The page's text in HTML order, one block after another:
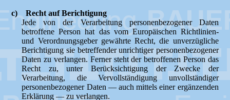
c) Recht auf Berichtigung
Jede von der Verarbeitung personenbezogener Daten
betroffene Person hat das vom Europäischen Richtlinien-
und Verordnungsgeber gewährte Recht, die unverzügliche
Berichtigung sie betreffender unrichtiger personenbezogener
Daten zu verlangen. Ferner steht der betroffenen Person das
Recht zu, unter Berücksichtigung der Zwecke der
Verarbeitung, die Vervollständigung unvollständiger
personenbezogener Daten — auch mittels einer ergänzenden
Erklärung — zu verlangen.